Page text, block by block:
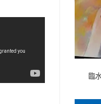
臨